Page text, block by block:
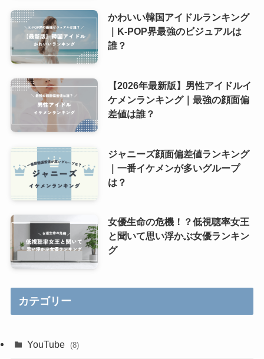
かわいい韓国アイドルランキング
｜K-POP界最強のビジュアルは
誰？
【2026年最新版】男性アイドルイ
ケメンランキング｜最強の顔面偏
差値は誰？
ジャニーズ顔面偏差値ランキング
｜一番イケメンが多いグループ
は？
女優生命の危機！？低視聴率女王
と聞いて思い浮かぶ女優ランキン
グ
カテゴリー
YouTube (8)